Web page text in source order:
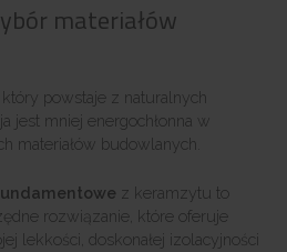
materiałów
powstaje z naturalnych
jest mniej energochłonna w
materiałów budowlanych.
z keramzytu to
rozwiązanie, które oferuje
lekkości, doskonałej izolacyjności